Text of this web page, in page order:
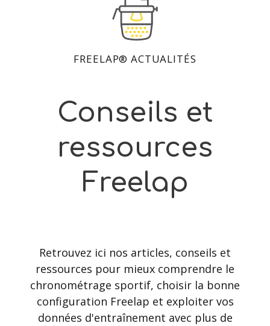
FREELAP® ACTUALITÉS
Conseils et
ressources
Freelap
Retrouvez ici nos articles, conseils et
ressources pour mieux comprendre le
chronométrage sportif, choisir la bonne
configuration Freelap et exploiter vos
données d'entraînement avec plus de